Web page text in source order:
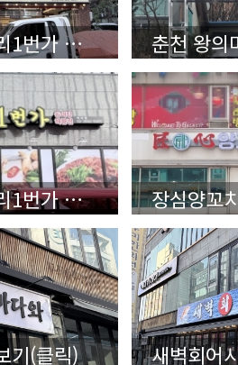
[체인점] 코다리1번가 인천동암점 - 채널, 플렉스간판 외
[체인점] 코다리1번가 마곡점 - LED채널간판
기(클릭)